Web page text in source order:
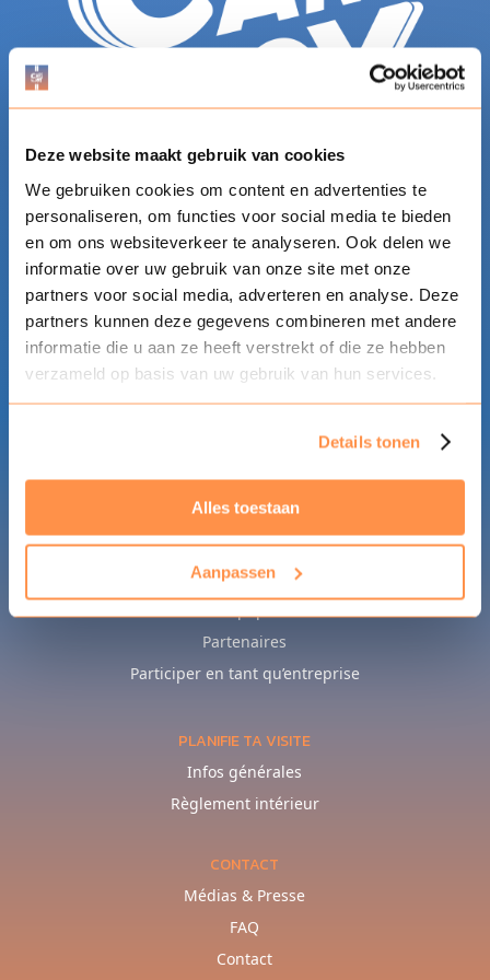
Deze website maakt gebruik van cookies
We gebruiken cookies om content en advertenties te
personaliseren, om functies voor social media te bieden
en om ons websiteverkeer te analyseren. Ook delen we
informatie over uw gebruik van onze site met onze
partners voor social media, adverteren en analyse. Deze
partners kunnen deze gegevens combineren met andere
informatie die u aan ze heeft verstrekt of die ze hebben
verzameld op basis van uw gebruik van hun services.
Details tonen
Alles toestaan
Aanpassen
GÉNÉRAL
Accueil
Infos générales
Participation
Actualités
FAQ
L’équipe
PROFESSIONNEL
Partenaires
Participer en tant qu’entreprise
PLANIFIE TA VISITE
Infos générales
Règlement intérieur
CONTACT
Médias & Presse
FAQ
Contact